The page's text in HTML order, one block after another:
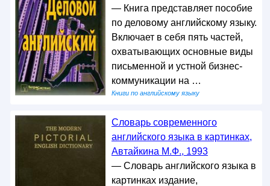
— Книга представляет пособие
по деловому английскому языку.
Включает в себя пять частей,
охватывающих основные виды
письменной и устной бизнес-
коммуникации на …
Книги по английскому языку
Словарь современного
английского языка в картинках,
Автайкина М.Ф., 1993
— Словарь английского языка в
картинках издание,